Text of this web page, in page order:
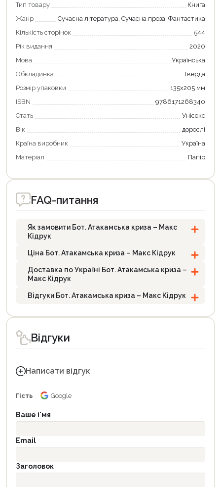
Тип товару
Книга
Жанр
Сучасна література, Сучасна проза, Фантастика
Кількість сторінок
544
Рік видання
2020
Мова
Українська
Обкладинка
Тверда
Розмір упаковки
135х205 мм
ISBN
9786171268340
Стать
Унісекс
Вік
дорослі
Країна виробник
Україна
Матеріал
Папір
FAQ-питання
Як замовити Бот. Атакамська криза – Макс
Кідрук
Ціна Бот. Атакамська криза – Макс Кідрук
Доставка по Україні Бот. Атакамська криза –
Макс Кідрук
Відгуки Бот. Атакамська криза – Макс Кідрук
Відгуки
Написати відгук
Гість Google
Ваше і'мя
Email
Заголовок